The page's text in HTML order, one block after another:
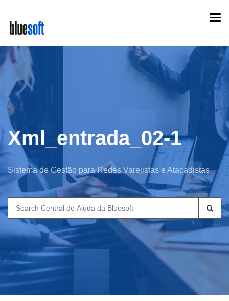
main
content
Xml_entrada_02-1
Sistema de Gestão para Redes Varejistas e Atacadistas
Search
for: